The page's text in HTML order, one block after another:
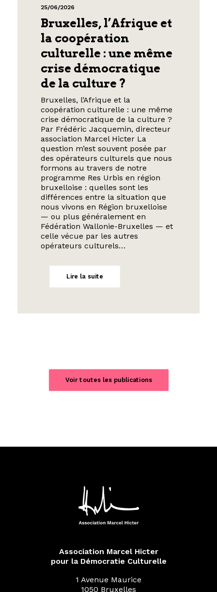
25/06/2026
Bruxelles, l’Afrique et
la coopération
culturelle : une même
crise démocratique
de la culture ?
Bruxelles, l’Afrique et la
coopération culturelle : une même
crise démocratique de la culture ?
Par Frédéric Jacquemin, directeur
association Marcel Hicter La
question m’est souvent posée par
des opérateurs culturels que nous
formons au travers de notre
programme Res Urbis en région
bruxelloise : quelles sont les
différences entre la situation que
nous vivons en Région bruxelloise
— ou plus généralement en
Fédération Wallonie-Bruxelles — et
celle vécue par les autres
Lire la suite
Voir toutes les publications
Association Marcel Hicter